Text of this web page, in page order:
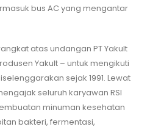
bus AC yang mengantar
atas undangan PT Yakult
Yakult – untuk mengikuti
sejak 1991. Lewat
seluruh karyawan RSI
minuman kesehatan
bakteri, fermentasi,